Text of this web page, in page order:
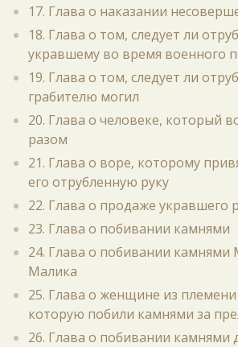
17. Глава о наказании
18. Глава о том, следует ли
укравшему во время военного
19. Глава о том, следует ли
грабителю могил
20. Глава о человеке, который
разом
21. Глава о воре, которому
его отрубленную руку
22. Глава о продаже укравшего
23. Глава о побивании камнями
24. Глава о побивании камнями
Малика
25. Глава о женщине из
которую побили камнями за
26. Глава о побивании камнями